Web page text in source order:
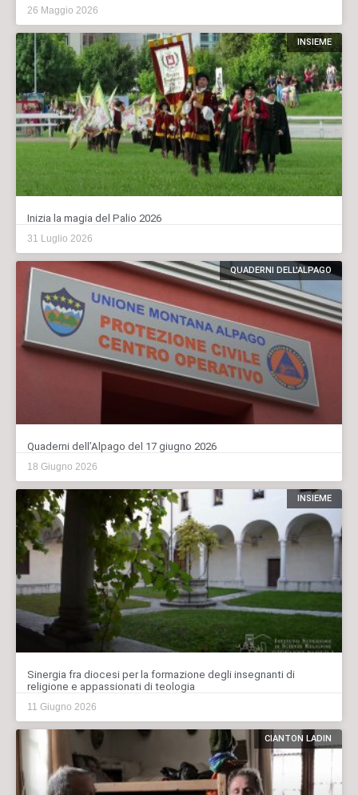
26 Maggio 2026
INSIEME
Inizia la magia del Palio 2026
31 Luglio 2026
QUADERNI DELL'ALPAGO
Quaderni dell’Alpago del 17 giugno 2026
18 Giugno 2026
INSIEME
Sinergia fra diocesi per la formazione degli insegnanti di
religione e appassionati di teologia
11 Giugno 2026
CIANTON LADIN